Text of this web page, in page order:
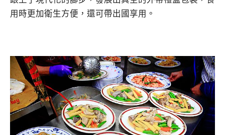
用時更加衛生方便，還可帶出國享用。